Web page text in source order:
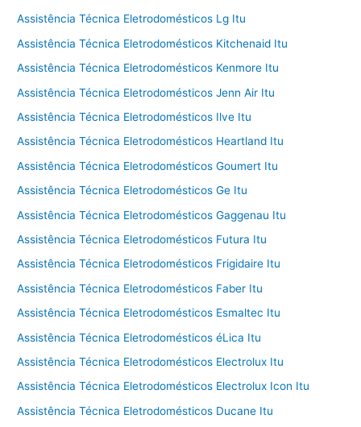
Assistência Técnica Eletrodomésticos Lg Itu
Assistência Técnica Eletrodomésticos Kitchenaid Itu
Assistência Técnica Eletrodomésticos Kenmore Itu
Assistência Técnica Eletrodomésticos Jenn Air Itu
Assistência Técnica Eletrodomésticos Ilve Itu
Assistência Técnica Eletrodomésticos Heartland Itu
Assistência Técnica Eletrodomésticos Goumert Itu
Assistência Técnica Eletrodomésticos Ge Itu
Assistência Técnica Eletrodomésticos Gaggenau Itu
Assistência Técnica Eletrodomésticos Futura Itu
Assistência Técnica Eletrodomésticos Frigidaire Itu
Assistência Técnica Eletrodomésticos Faber Itu
Assistência Técnica Eletrodomésticos Esmaltec Itu
Assistência Técnica Eletrodomésticos éLica Itu
Assistência Técnica Eletrodomésticos Electrolux Itu
Assistência Técnica Eletrodomésticos Electrolux Icon Itu
Assistência Técnica Eletrodomésticos Ducane Itu